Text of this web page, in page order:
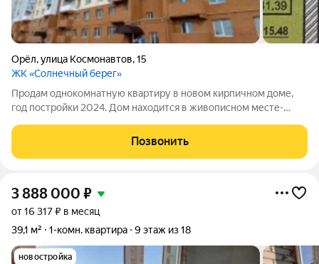
Орёл,улица Космонавтов,15
ЖК «Солнечный берег»
Продам однокомнатную квартиру в новом кирпичном доме,
год постройки 2024. Дом находится в живописном месте-
и пляжем. В доме уже проживают жильцы. Квартира с
улучшенной черновой отделкой (
Позвонить
3 888 000 ₽
от 16 317 ₽ в месяц
39,1 м²
1-комн. квартира 9 этаж из 18
новостройка